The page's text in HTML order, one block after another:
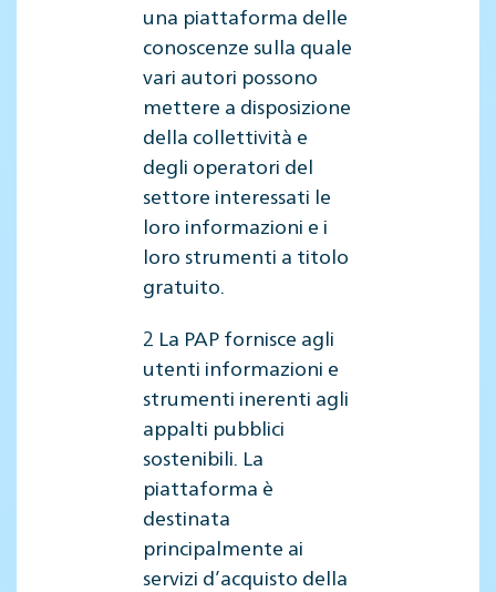
una piattaforma delle
conoscenze sulla quale
vari autori possono
mettere a disposizione
della collettività e
degli operatori del
settore interessati le
loro informazioni e i
loro strumenti a titolo
gratuito.
2 La PAP fornisce agli
utenti informazioni e
strumenti inerenti agli
appalti pubblici
sostenibili. La
piattaforma è
destinata
principalmente ai
servizi d’acquisto della